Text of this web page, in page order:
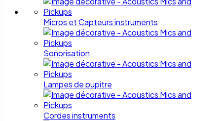
Micros et Capteurs instruments
Sonorisation
Lampes de pupitre
Cordes instruments